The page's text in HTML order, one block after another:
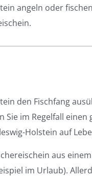
angeln oder
den Fischfang
Sie im Regelfall
Holstein auf
aus
im Urlaub).